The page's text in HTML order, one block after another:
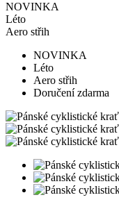
NOVINKA
Léto
Aero střih
NOVINKA
Léto
Aero střih
Doručení zdarma